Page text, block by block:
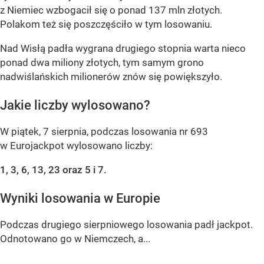
z Niemiec wzbogacił się o ponad 137 mln złotych.
Polakom też się poszczęściło w tym losowaniu.
Nad Wisłą padła wygrana drugiego stopnia warta nieco
ponad dwa miliony złotych, tym samym grono
nadwiślańskich milionerów znów się powiększyło.
Jakie liczby wylosowano?
W piątek, 7 sierpnia, podczas losowania nr 693
w Eurojackpot wylosowano liczby:
1, 3, 6, 13, 23 oraz 5 i 7.
Wyniki losowania w Europie
Podczas drugiego sierpniowego losowania padł jackpot.
Odnotowano go w Niemczech, a...